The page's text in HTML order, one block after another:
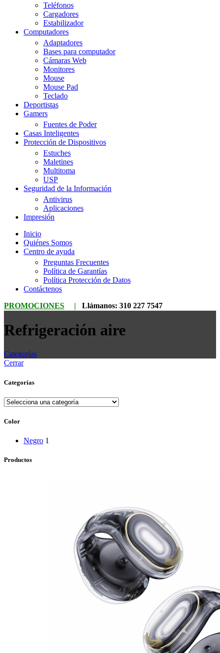
Teléfonos
Cargadores
Estabilizador
Computadores
Adaptadores
Bases para computador
Cámaras Web
Monitores
Mouse
Mouse Pad
Teclado
Deportistas
Gamers
Fuentes de Poder
Casas Inteligentes
Protección de Dispositivos
Estuches
Maletines
Multitoma
USP
Seguridad de la Información
Antivirus
Aplicaciones
Impresión
Inicio
Quiénes Somos
Centro de ayuda
Preguntas Frecuentes
Política de Garantías
Política Protección de Datos
Contáctenos
PROMOCIONES | Llámanos: 310 227 7547
Refrigeración aire
Categorías
Cerrar
Categorías
Color
Negro 1
Productos